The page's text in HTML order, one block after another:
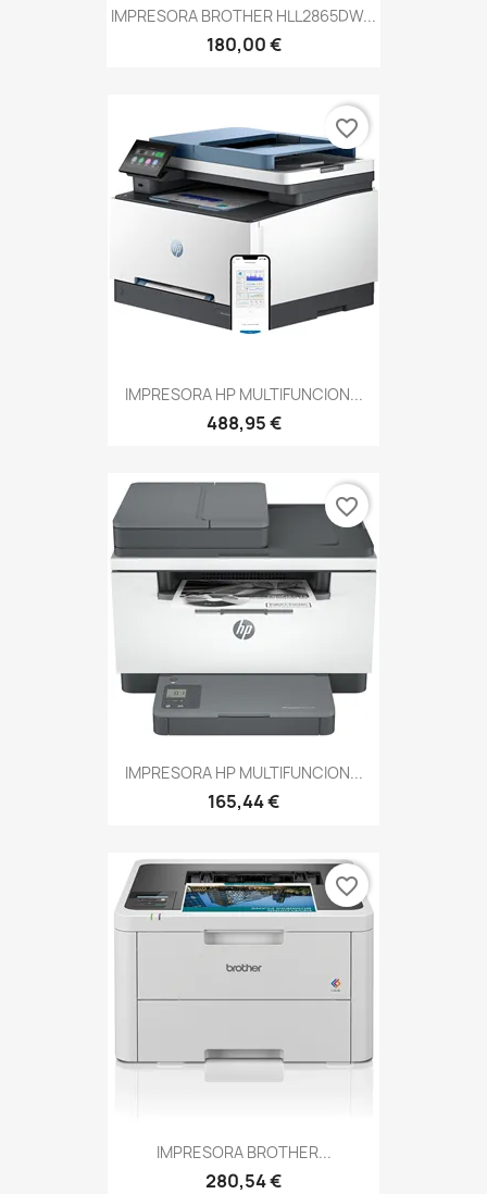
IMPRESORA BROTHER HLL2865DW...
180,00 €
IMPRESORA HP MULTIFUNCION...
488,95 €
favorite_border
IMPRESORA HP MULTIFUNCION...
165,44 €
favorite_border
IMPRESORA BROTHER...
280,54 €
favorite_border